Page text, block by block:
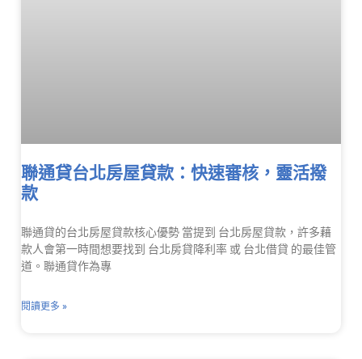
聯通貸台北房屋貸款：快速審核，靈活撥
款
聯通貸的台北房屋貸款核心優勢 當提到 台北房屋貸款，許多藉
款人會第一時間想要找到 台北房貸降利率 或 台北借貸 的最佳管
道。聯通貸作為專
閱讀更多 »